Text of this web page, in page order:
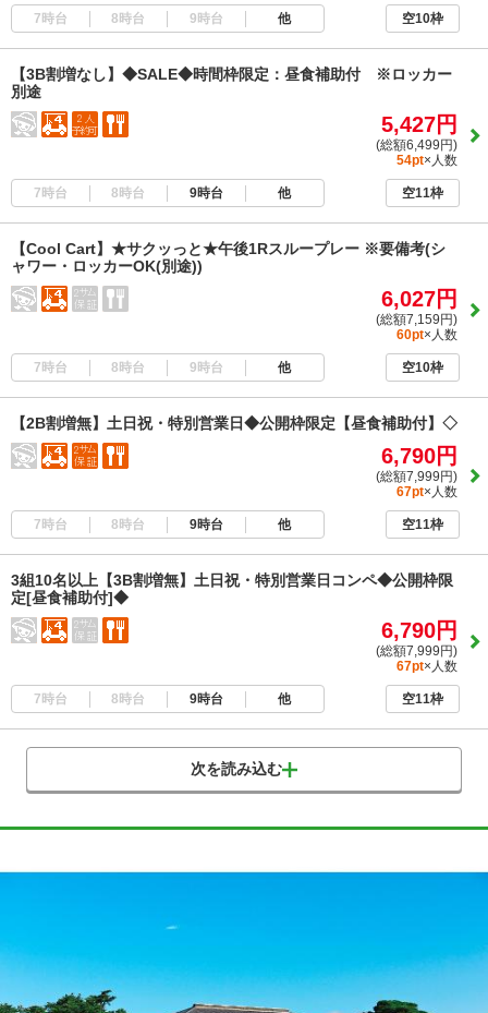
7時台 8時台 9時台 他 空10枠
【3B割増なし】◆SALE◆時間枠限定：昼食補助付 ※ロッカー
別途
5,427円
(総額6,499円)
54pt×人数
7時台 8時台 9時台 他 空11枠
【Cool Cart】★サクッっと★午後1Rスループレー ※要備考(シ
ャワー・ロッカーOK(別途))
6,027円
(総額7,159円)
60pt×人数
7時台 8時台 9時台 他 空10枠
【2B割増無】土日祝・特別営業日◆公開枠限定【昼食補助付】◇
6,790円
(総額7,999円)
67pt×人数
7時台 8時台 9時台 他 空11枠
3組10名以上【3B割増無】土日祝・特別営業日コンペ◆公開枠限
定[昼食補助付]◆
6,790円
(総額7,999円)
67pt×人数
7時台 8時台 9時台 他 空11枠
次を読み込む